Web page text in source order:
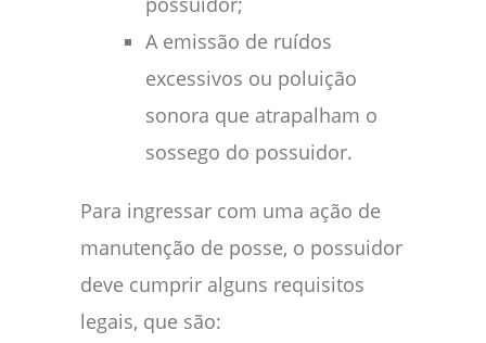
A emissão de ruídos
excessivos ou poluição
sonora que atrapalham o
sossego do possuidor.
Para ingressar com uma ação de
manutenção de posse, o possuidor
deve cumprir alguns requisitos
legais, que são: